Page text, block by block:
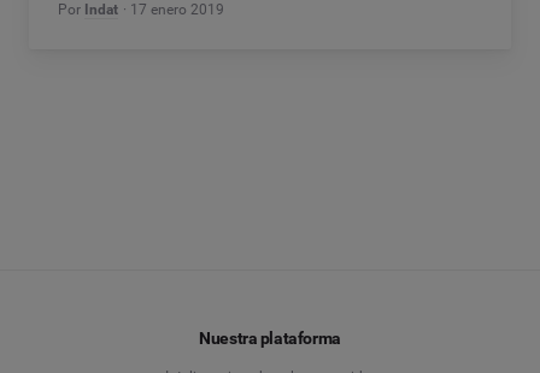
Por Indat 17 enero 2019
Nuestra plataforma